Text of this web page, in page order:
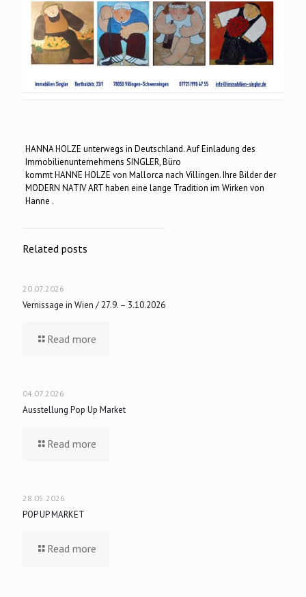
HANNA HOLZE unterwegs in Deutschland. Auf Einladung des
Immobilienunternehmens SINGLER, Büro
kommt HANNE HOLZE von Mallorca nach Villingen. Ihre Bilder der
MODERN NATIV ART haben eine lange Tradition im Wirken von
Hanne .
Related posts
20.07.2026
Vernissage in Wien / 27.9. – 3.10.2026
Read more
04.07.2026
Ausstellung Pop Up Market
Read more
28.05.2026
POP UP MARKET
Read more